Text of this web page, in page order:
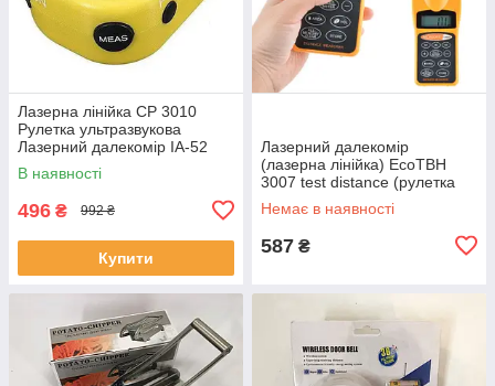
Лазерна лінійка CP 3010
Рулетка ультразвукова
Лазерний далекомір IA-52
В наявності
496 ₴ 992 ₴
Купити
Лазерний далекомір
(лазерна лінійка) EcoTBH
3007 test distance (рулетка
ультразвукова) EM-99
Немає в наявності
587 ₴